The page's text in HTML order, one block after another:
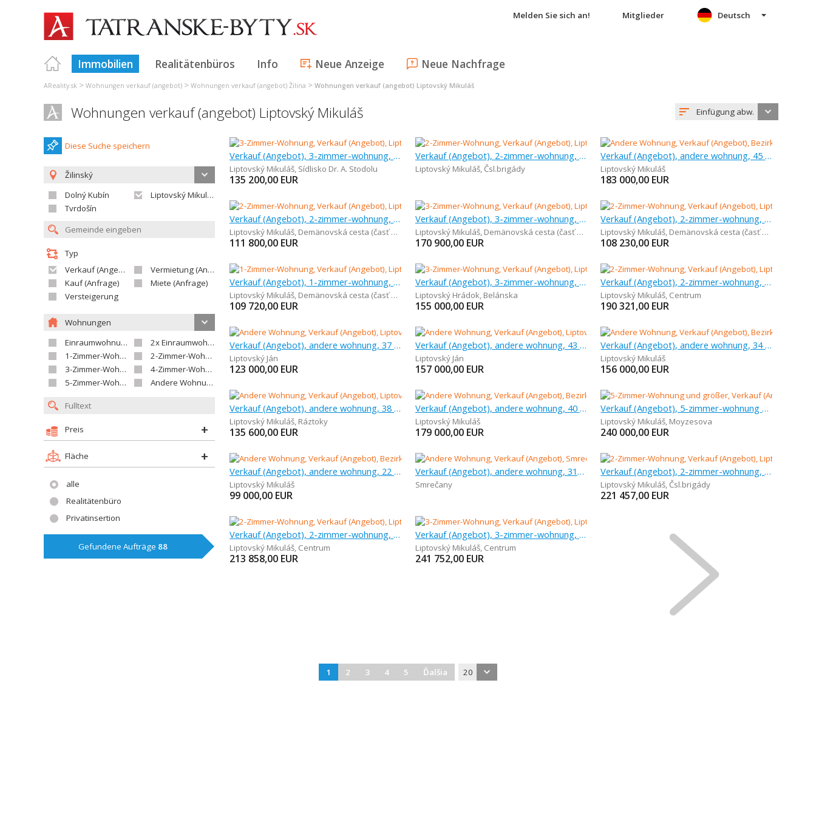
Melden Sie sich an! Mitglieder
Immobilien Realitätenbüros Info Neue Anzeige Neue Nachfrage
Deutsch
AReality.sk > Wohnungen verkauf (angebot) > Wohnungen verkauf (angebot) Žilina > Wohnungen verkauf (angebot) Liptovský Mikuláš
Wohnungen verkauf (angebot) Liptovský Mikuláš Einfügung abw.
Diese Suche speichern
Žilinský
Dolný Kubín
Liptovský Mikuláš
Tvrdošín
Typ
Verkauf (Angebot)
Vermietung (Angebot)
Kauf (Anfrage)
Miete (Anfrage)
Versteigerung
Wohnungen
Einraumwohnung
2x Einraumwohnung
1-Zimmer-Wohnung
2-Zimmer-Wohnung
3-Zimmer-Wohnung
4-Zimmer-Wohnung
5-Zimmer-Wohnung und größer
Andere Wohnung
Preis
Fläche
alle
Realitätenbüro
Privatinsertion
Gefundene Aufträge 88
Verkauf (Angebot), 3-zimmer-wohnung, 65 m
Liptovský Mikuláš, Sídlisko Dr. A. Stodolu
135 200,00 EUR
Verkauf (Angebot), 2-zimmer-wohnung, 74 m
Liptovský Mikuláš, Čsl.brigády
Verkauf (Angebot), andere wohnung, 45 m
Liptovský Mikuláš
183 000,00 EUR
Verkauf (Angebot), 2-zimmer-wohnung, 36 m
Liptovský Mikuláš, Demänovská cesta (časť Demänová)
111 800,00 EUR
Verkauf (Angebot), 3-zimmer-wohnung, 55 m
Liptovský Mikuláš, Demänovská cesta (časť Demänová)
170 900,00 EUR
Verkauf (Angebot), 2-zimmer-wohnung, 35 m
Liptovský Mikuláš, Demänovská cesta (časť Demänová)
108 230,00 EUR
Verkauf (Angebot), 1-zimmer-wohnung, 36 m
Liptovský Mikuláš, Demänovská cesta (časť Demänová)
109 720,00 EUR
Verkauf (Angebot), 3-zimmer-wohnung, 81 m
Liptovský Hrádok, Belánska
155 000,00 EUR
Verkauf (Angebot), 2-zimmer-wohnung, 61 m
Liptovský Mikuláš, Centrum
190 321,00 EUR
Verkauf (Angebot), andere wohnung, 37 m
Liptovský Ján
123 000,00 EUR
Verkauf (Angebot), andere wohnung, 43 m
Liptovský Ján
157 000,00 EUR
Verkauf (Angebot), andere wohnung, 34 m
Liptovský Mikuláš
156 000,00 EUR
Verkauf (Angebot), andere wohnung, 38 m
Liptovský Mikuláš, Ráztoky
135 600,00 EUR
Verkauf (Angebot), andere wohnung, 40 m
Liptovský Mikuláš
179 000,00 EUR
Verkauf (Angebot), 5-zimmer-wohnung und größer, 220 m
Liptovský Mikuláš, Moyzesova
240 000,00 EUR
Verkauf (Angebot), andere wohnung, 22 m
Liptovský Mikuláš
99 000,00 EUR
Verkauf (Angebot), andere wohnung, 317 m
Smrečany
Verkauf (Angebot), 2-zimmer-wohnung, 118 m
Liptovský Mikuláš, Čsl.brigády
221 457,00 EUR
Verkauf (Angebot), 2-zimmer-wohnung, 73 m
Liptovský Mikuláš, Centrum
213 858,00 EUR
Verkauf (Angebot), 3-zimmer-wohnung, 81 m
Liptovský Mikuláš, Centrum
241 752,00 EUR
1 2 3 4 5 Ďalšia 20